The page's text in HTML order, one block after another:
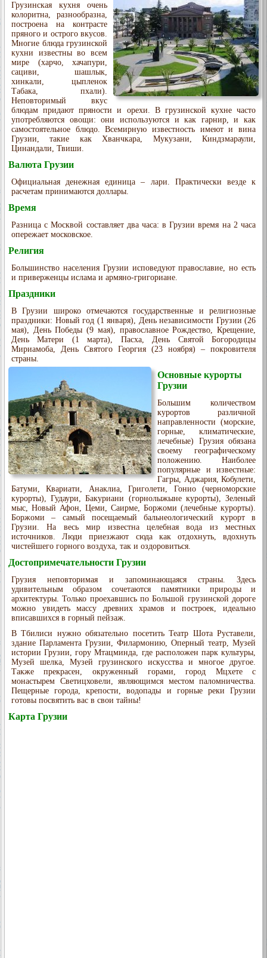
Грузинская кухня очень
колоритна, разнообразна,
построена на контрасте
пряного и острого вкусов.
Многие блюда грузинской
кухни известны во всем
мире (харчо, хачапури,
сациви, шашлык,
хинкали, цыпленок
Табака, пхали).
Неповторимый вкус
блюдам придают пряности и орехи. В грузинской кухне часто
употребляются овощи: они используются и как гарнир, и как
самостоятельное блюдо. Всемирную известность имеют и вина
Грузии, такие как Хванчкара, Мукузани, Киндзмараули,
Цинандали, Твиши.
Валюта Грузии
Официальная денежная единица – лари. Практически везде к
расчетам принимаются доллары.
Время
Разница с Москвой составляет два часа: в Грузии время на 2 часа
опережает московское.
Религия
Большинство населения Грузии исповедуют православие, но есть
и приверженцы ислама и армяно-григориане.
Праздники
В Грузии широко отмечаются государственные и религиозные
праздники: Новый год (1 января), День независимости Грузии (26
мая), День Победы (9 мая), православное Рождество, Крещение,
День Матери (1 марта), Пасха, День Святой Богородицы
Мириамоба, День Святого Георгия (23 ноября) – покровителя
страны.
Основные курорты
Грузии
Большим количеством
курортов различной
направленности (морские,
горные, климатические,
лечебные) Грузия обязана
своему географическому
положению. Наиболее
популярные и известные:
Гагры, Аджария, Кобулети,
Батуми, Квариати, Анаклиа, Григолети, Гонио (черноморские
курорты), Гудаури, Бакуриани (горнолыжыне курорты), Зеленый
мыс, Новый Афон, Цеми, Саирме, Боржоми (лечебные курорты).
Боржоми – самый посещаемый бальнеологический курорт в
Грузии. На весь мир известна целебная вода из местных
источников. Люди приезжают сюда как отдохнуть, вдохнуть
чистейшего горного воздуха, так и оздоровиться.
Достопримечательности Грузии
Грузия неповторимая и запоминающаяся страны. Здесь
удивительным образом сочетаются памятники природы и
архитектуры. Только проехавшись по Большой грузинской дороге
можно увидеть массу древних храмов и построек, идеально
вписавшихся в горный пейзаж.
В Тбилиси нужно обязательно посетить Театр Шота Руставели,
здание Парламента Грузии, Филармонию, Оперный театр, Музей
истории Грузии, гору Мтацминда, где расположен парк культуры,
Музей шелка, Музей грузинского искусства и многое другое.
Также прекрасен, окруженный горами, город Мцхете с
монастырем Светицховели, являющимся местом паломничества.
Пещерные города, крепости, водопады и горные реки Грузии
готовы посвятить вас в свои тайны!
Карта Грузии